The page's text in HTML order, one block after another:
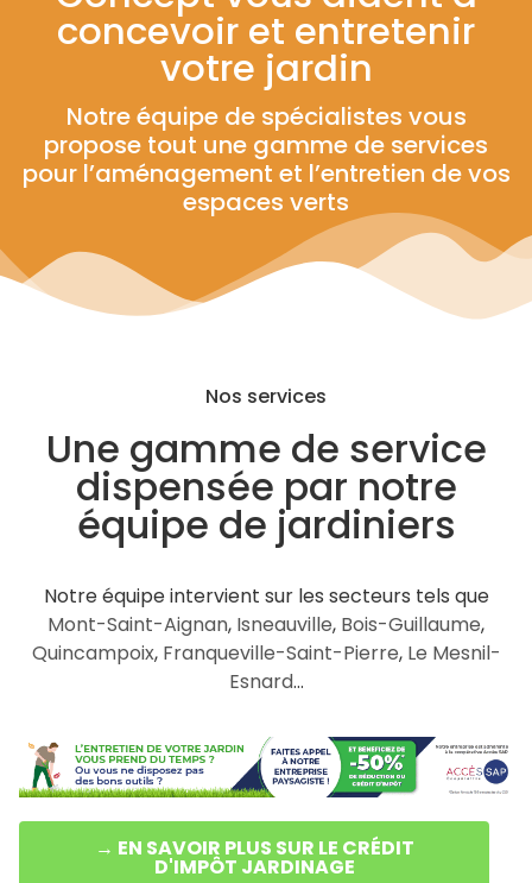
concevoir et entretenir
votre jardin
Notre équipe de spécialistes vous
propose tout une gamme de services
pour l’aménagement et l’entretien de vos
espaces verts
Nos services
Une gamme de service
dispensée par notre
équipe de jardiniers
Notre équipe intervient sur les secteurs tels que
Mont-Saint-Aignan, Isneauville, Bois-Guillaume,
Quincampoix, Franqueville-Saint-Pierre, Le Mesnil-
Esnard…
→ EN SAVOIR PLUS SUR LE CRÉDIT
D'IMPÔT JARDINAGE